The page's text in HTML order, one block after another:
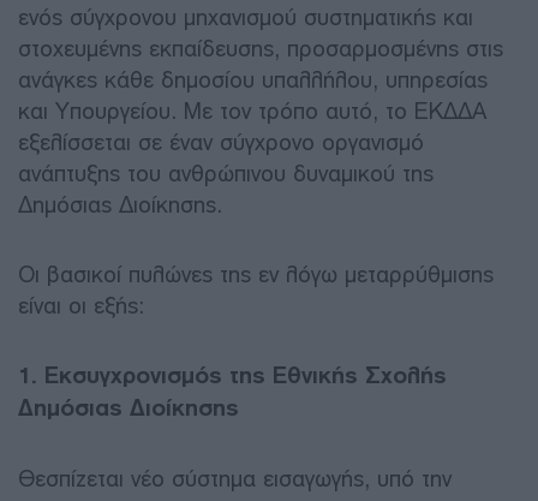
ενός σύγχρονου μηχανισμού συστηματικής και
στοχευμένης εκπαίδευσης, προσαρμοσμένης στις
ανάγκες κάθε δημοσίου υπαλλήλου, υπηρεσίας
και Υπουργείου. Με τον τρόπο αυτό, το ΕΚΔΔΑ
εξελίσσεται σε έναν σύγχρονο οργανισμό
ανάπτυξης του ανθρώπινου δυναμικού της
Δημόσιας Διοίκησης.
Οι βασικοί πυλώνες της εν λόγω μεταρρύθμισης
είναι οι εξής:
1. Εκσυγχρονισμός της Εθνικής Σχολής
Δημόσιας Διοίκησης
Θεσπίζεται νέο σύστημα εισαγωγής, υπό την